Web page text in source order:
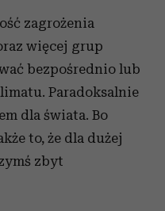
zagrożenia
więcej grup
bezpośrednio lub
Paradoksalnie
dla świata. Bo
to, że dla dużej
zbyt